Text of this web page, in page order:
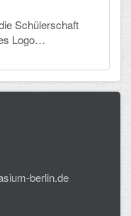
Schülerschaft
Logo…
berlin.de